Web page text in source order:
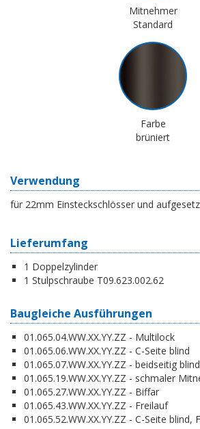
Mitnehmer
Standard
Farbe
brüniert
Verwendung
für 22mm Einsteckschlösser und
Lieferumfang
1 Doppelzylinder
1 Stulpschraube T09.623.002.62
Baugleiche Ausführungen
01.065.04.WW.XX.YY.ZZ - Multilock
01.065.06.WW.XX.YY.ZZ - C-Seite blind
01.065.07.WW.XX.YY.ZZ - beidseitig blind
01.065.19.WW.XX.YY.ZZ - schmaler
01.065.27.WW.XX.YY.ZZ - Biffar
01.065.43.WW.XX.YY.ZZ - Freilauf
01.065.52.WW.XX.YY.ZZ - C-Seite blind,